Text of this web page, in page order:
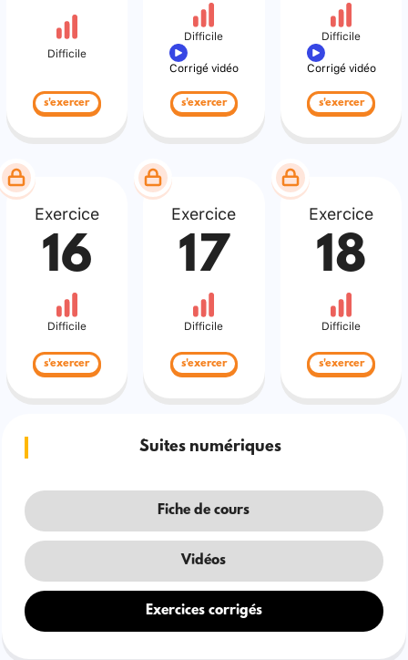
Difficile
s'exercer
Difficile
Corrigé vidéo
s'exercer
Difficile
Corrigé vidéo
s'exercer
Exercice
16
Difficile
s'exercer
Exercice
17
Difficile
s'exercer
Exercice
18
Difficile
s'exercer
Suites numériques
Fiche de cours
Vidéos
Exercices corrigés